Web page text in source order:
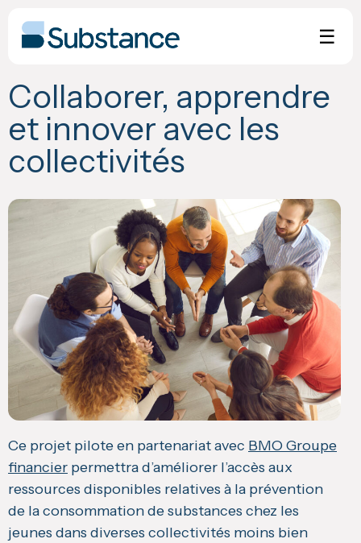
content
☰
Collaborer, apprendre
et innover avec les
collectivités
Ce projet pilote en partenariat avec BMO Groupe
financier permettra d’améliorer l’accès aux
ressources disponibles relatives à la prévention
de la consommation de substances chez les
jeunes dans diverses collectivités moins bien